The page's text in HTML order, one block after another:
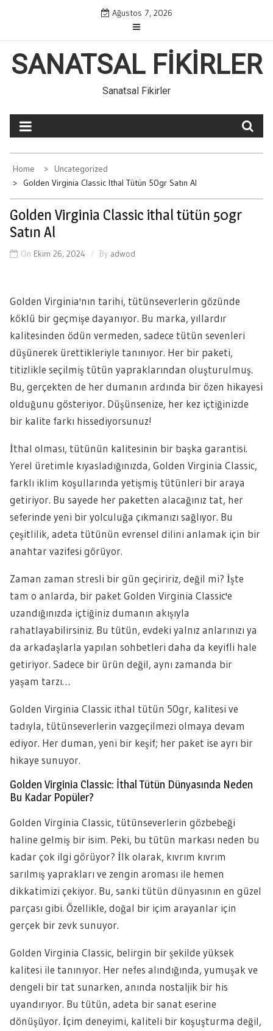
content
Ağustos 7, 2026
SANATSAL FIKIRLER
Sanatsal Fikirler
Home
Uncategorized
Golden Virginia Classic Ithal Tütün 50gr Satın Al
Golden Virginia Classic ithal tütün 50gr
Satın Al
On Ekim 26, 2024 By adwod
Golden Virginia'nın tarihi, tütünseverlerin gözünde
köklü bir geçmişe dayanıyor. Bu marka, yıllardır
kalitesinden ödün vermeden, sadece tütün sevenleri
düşünerek ürettikleriyle tanınıyor. Her bir paketi,
titizlikle seçilmiş tütün yapraklarından oluşturulmuş.
Bu, gerçekten de her dumanın ardında bir özen hikayesi
olduğunu gösteriyor. Düşünsenize, her kez içtiğinizde
bir kalite farkı hissediyorsunuz!
İthal olması, tütünün kalitesinin bir başka garantisi.
Yerel üretimle kıyasladığınızda, Golden Virginia Classic,
farklı iklim koşullarında yetişmiş tütünleri bir araya
getiriyor. Bu sayede her paketten alacağınız tat, her
seferinde yeni bir yolculuğa çıkmanızı sağlıyor. Bu
çeşitlilik, adeta tütünün evrensel dilini anlamak için bir
anahtar vazifesi görüyor.
Zaman zaman stresli bir gün geçiririz, değil mi? İşte
tam o anlarda, bir paket Golden Virginia Classic'e
uzandığınızda içtiğiniz dumanın akışıyla
rahatlayabilirsiniz. Bu tütün, evdeki yalnız anlarınızı ya
da arkadaşlarla yapılan sohbetleri daha da keyifli hale
getiriyor. Sadece bir ürün değil, aynı zamanda bir
yaşam tarzı…
Golden Virginia Classic ithal tütün 50gr, kalitesi ve
tadıyla, tütünseverlerin vazgeçilmezi olmaya devam
ediyor. Her duman, yeni bir keşif; her paket ise ayrı bir
hikaye sunuyor.
Golden Virginia Classic: İthal Tütün Dünyasında Neden
Bu Kadar Popüler?
Golden Virginia Classic, tütünseverlerin gözbebeği
haline gelmiş bir isim. Peki, bu tütün markası neden bu
kadar çok ilgi görüyor? İlk olarak, kıvrım kıvrım
sarılmış yaprakları ve zengin aroması ile hemen
dikkatimizi çekiyor. Bu, sanki tütün dünyasının en güzel
parçası gibi. Özellikle, doğal bir içim arayanlar için
gerçek bir zevk sunuyor.
Golden Virginia Classic, belirgin bir şekilde yüksek
kalitesi ile tanınıyor. Her nefes alındığında, yumuşak ve
dengeli bir tat sunarken, anında nostaljik bir his
uyandırıyor. Bu tütün, adeta bir sanat eserine
dönüşüyor. İçim deneyimi, kaliteli bir koşuşturma değil,